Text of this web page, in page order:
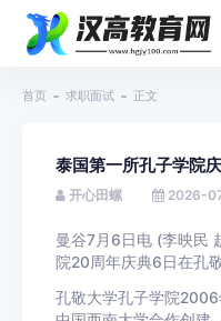
首页 求职面试 正文
泰国第一所孔子学院
开心田螺 2026-
曼谷7月6日电 (李映民
院20周年庆典6日在孔
孔敬大学孔子学院